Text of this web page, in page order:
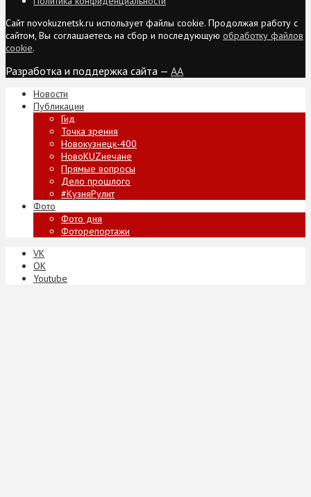
Сайт novokuznetsk.ru использует файлы cookie. Продолжая работу с
сайтом, Вы соглашаетесь на сбор и последующую обработку файлов
cookie.
Разработка и поддержка сайта — AA
Новости
Публикации
Гид
Точка зрения
Новокузнецк-400
НовоKUZнечане
Прямые вопросы
Дело прошлого
#КузняРулит
Фото
Фото дня
Фоторепортажи
VK
ОК
Youtube